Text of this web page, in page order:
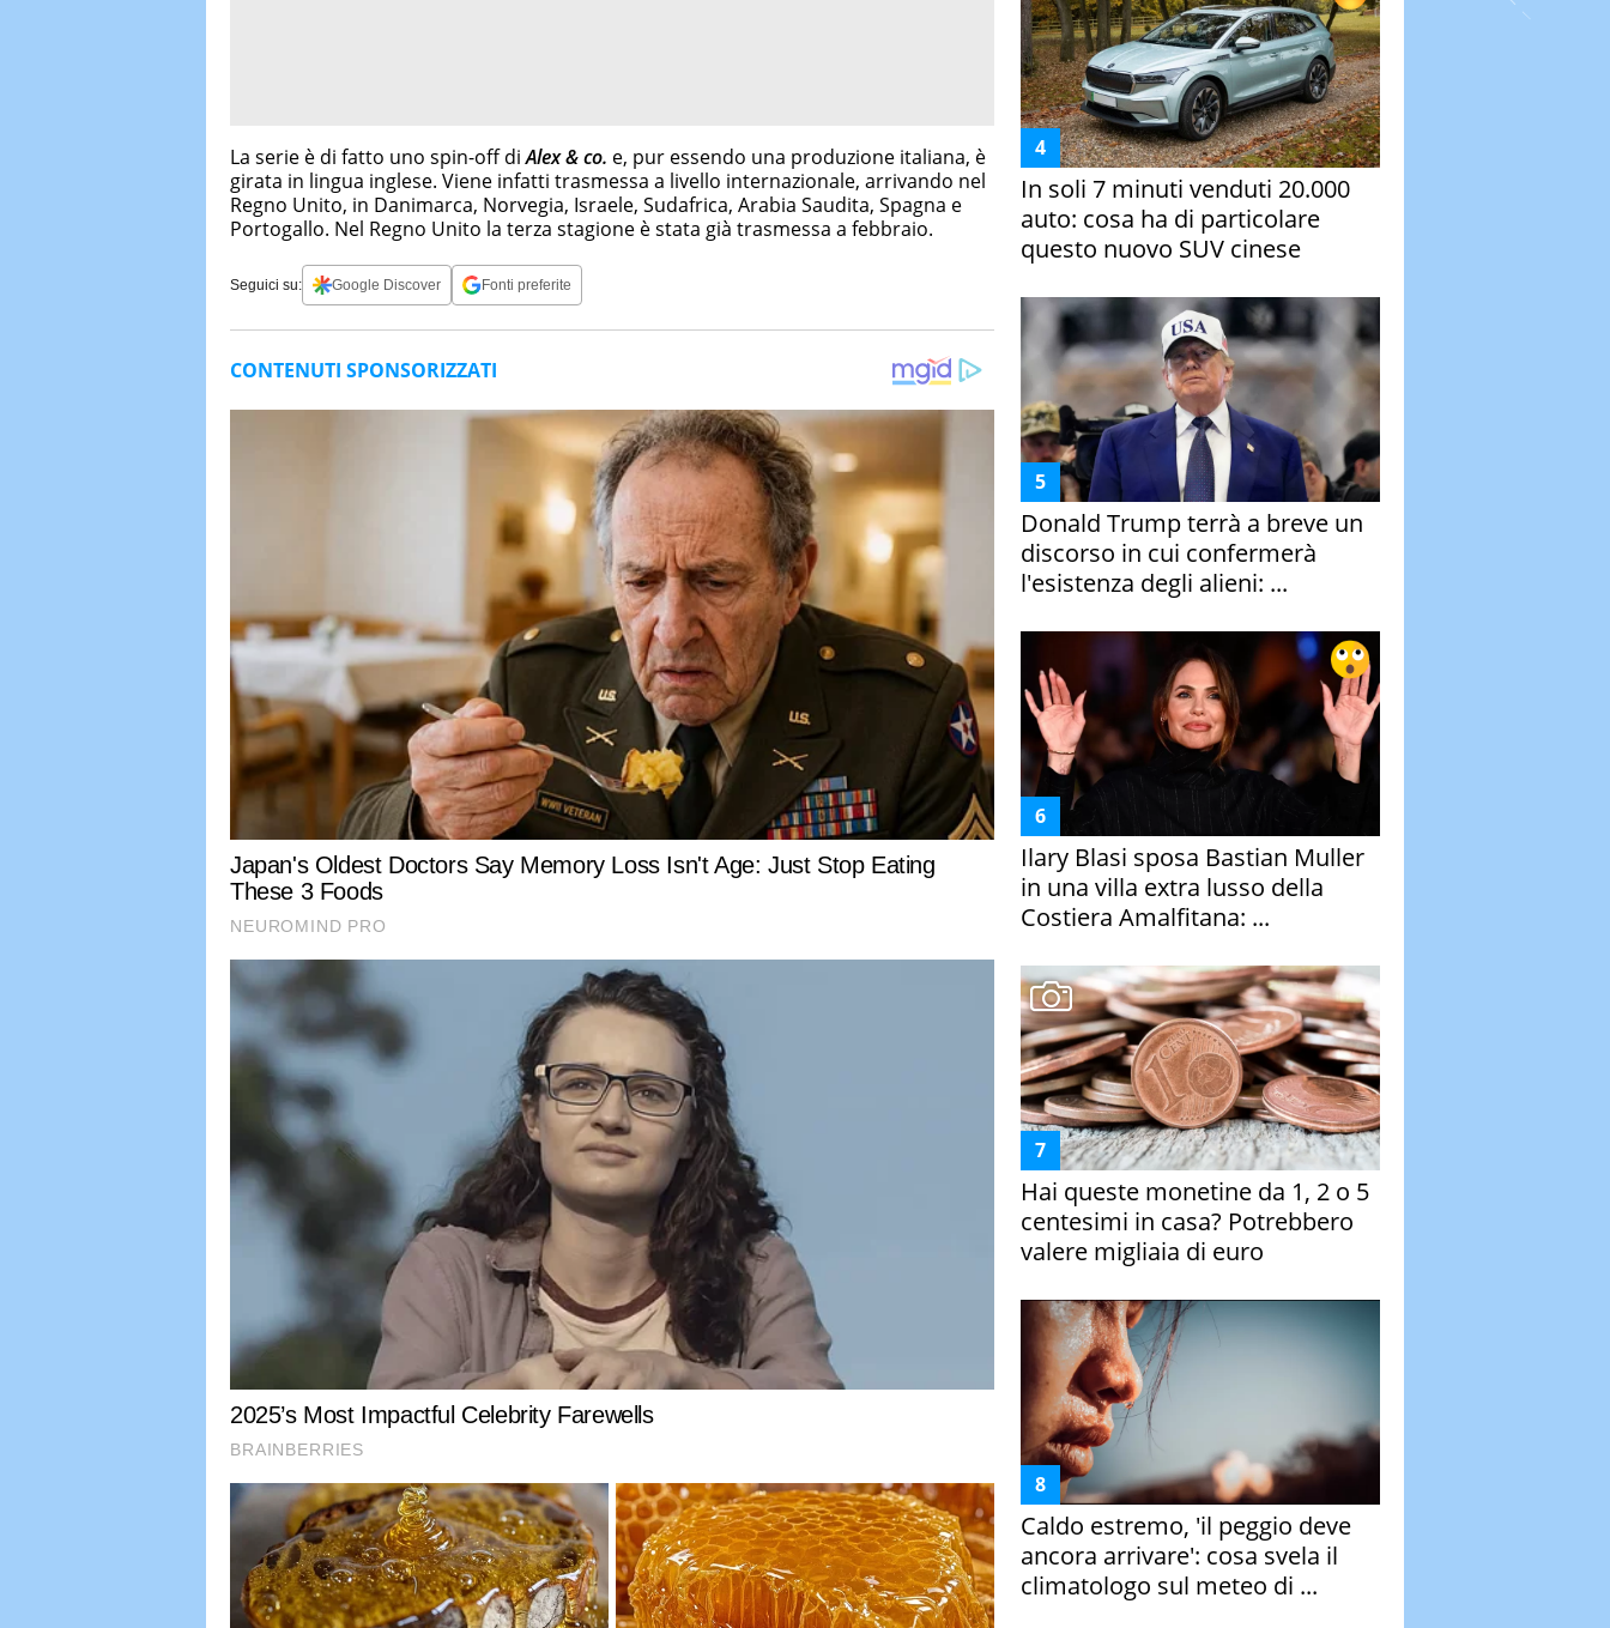
La serie è di fatto uno spin-off diAlex & co. e, pur essendo una produzione italiana, è
girata in lingua inglese. Viene infatti trasmessa a livello internazionale, arrivando nel
Regno Unito, in Danimarca, Norvegia, Israele, Sudafrica, Arabia Saudita, Spagna e
Portogallo. Nel Regno Unito la terza stagione è stata già trasmessa a febbraio.
Seguici su: Google Discover Fonti preferite
In soli 7 minuti venduti 20.000
auto: cosa ha di particolare
questo nuovo SUV cinese
Donald Trump terrà a breve un
discorso in cui confermerà
l'esistenza degli alieni: ...
Ilary Blasi sposa Bastian Muller
in una villa extra lusso della
Costiera Amalfitana: ...
Hai queste monetine da 1, 2 o 5
centesimi in casa? Potrebbero
valere migliaia di euro
Caldo estremo, 'il peggio deve
ancora arrivare': cosa svela il
climatologo sul meteo di ...